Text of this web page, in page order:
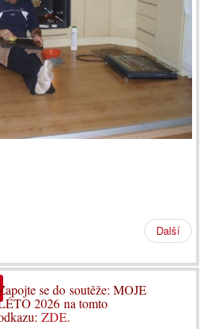
Další
se do soutěže: MOJE
2026 na tomto
ZDE.